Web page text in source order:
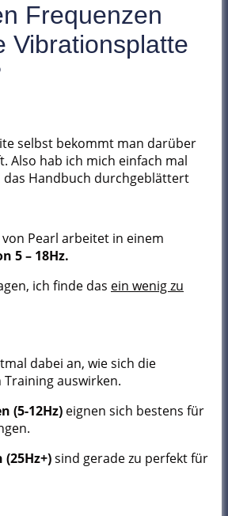
Frequenzen
Vibrationsplatte
selbst bekommt man darüber
Also hab ich mich einfach mal
das Handbuch durchgeblättert
Pearl arbeitet in einem
5 – 18Hz.
ich finde das ein wenig zu
dabei an, wie sich die
Training auswirken.
(5-12Hz) eignen sich bestens für
sind gerade zu perfekt für